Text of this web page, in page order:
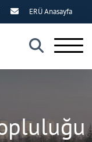
×
ERÜ Anasayfa